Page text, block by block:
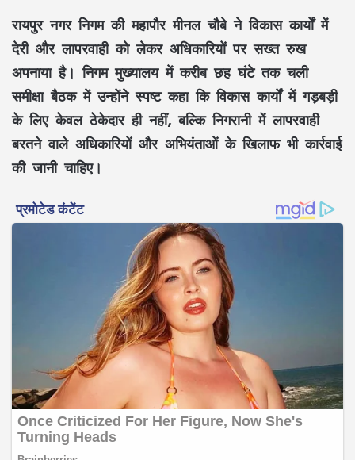
रायपुर नगर निगम की महापौर मीनल चौबे ने विकास कार्यों में
देरी और लापरवाही को लेकर अधिकारियों पर सख्त रुख
अपनाया है। निगम मुख्यालय में करीब छह घंटे तक चली
समीक्षा बैठक में उन्होंने स्पष्ट कहा कि विकास कार्यों में गड़बड़ी
के लिए केवल ठेकेदार ही नहीं, बल्कि निगरानी में लापरवाही
बरतने वाले अधिकारियों और अभियंताओं के खिलाफ भी कार्रवाई
की जानी चाहिए।